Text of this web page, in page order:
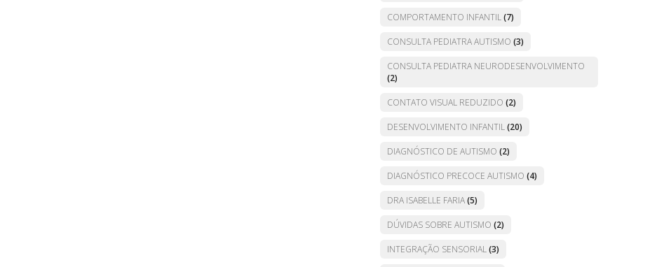
COMPORTAMENTO INFANTIL(7)
CONSULTA PEDIATRA AUTISMO (3)
CONSULTA PEDIATRA NEURODESENVOLVIMENTO
(2)
CONTATO VISUAL REDUZIDO (2)
DESENVOLVIMENTO INFANTIL(20)
DIAGNÓSTICO DE AUTISMO (2)
DIAGNÓSTICO PRECOCE AUTISMO (4)
DRA ISABELLE FARIA(5)
DÚVIDAS SOBRE AUTISMO (2)
INTEGRAÇÃO SENSORIAL(3)